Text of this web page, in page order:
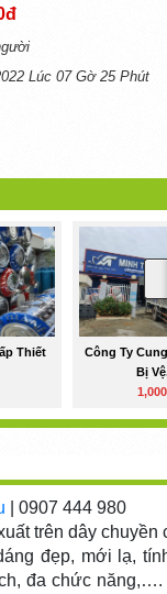
Lúc 07 Gờ 25 Phút
Thiết
Công Ty
Bị
| 0907 444 980
trên dây chuyền
đẹp, mới lạ,
đa chức